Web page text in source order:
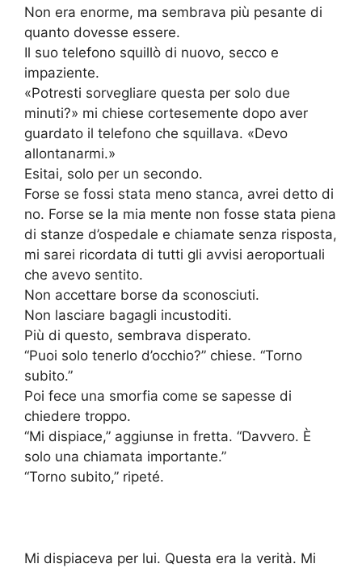
Non era enorme, ma sembrava più pesante di
quanto dovesse essere.
Il suo telefono squillò di nuovo, secco e
impaziente.
«Potresti sorvegliare questa per solo due
minuti?» mi chiese cortesemente dopo aver
guardato il telefono che squillava. «Devo
allontanarmi.»
Esitai, solo per un secondo.
Forse se fossi stata meno stanca, avrei detto di
no. Forse se la mia mente non fosse stata piena
di stanze d’ospedale e chiamate senza risposta,
mi sarei ricordata di tutti gli avvisi aeroportuali
che avevo sentito.
Non accettare borse da sconosciuti.
Non lasciare bagagli incustoditi.
Più di questo, sembrava disperato.
“Puoi solo tenerlo d’occhio?” chiese. “Torno
subito.”
Poi fece una smorfia come se sapesse di
chiedere troppo.
“Mi dispiace,” aggiunse in fretta. “Davvero. È
solo una chiamata importante.”
“Torno subito,” ripeté.
Mi dispiaceva per lui. Questa era la verità. Mi